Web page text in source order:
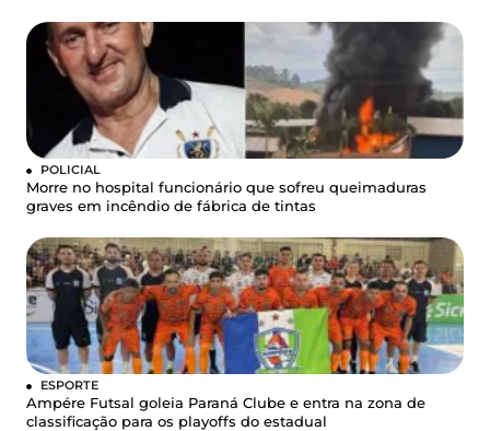
POLICIAL
Morre no hospital funcionário que sofreu queimaduras
graves em incêndio de fábrica de tintas
ESPORTE
Ampére Futsal goleia Paraná Clube e entra na zona de
classificação para os playoffs do estadual